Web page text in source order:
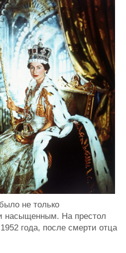
не только
насыщенным. На престол
года, после смерти отца